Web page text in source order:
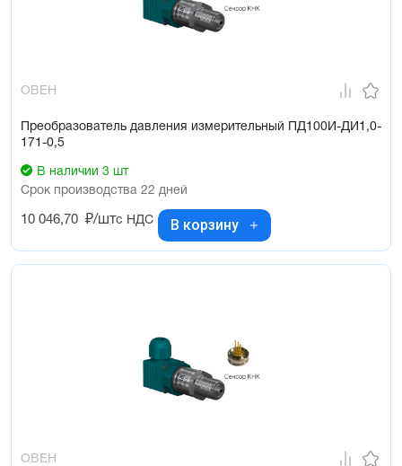
ОВЕН
Преобразователь давления измерительный ПД100И-ДИ1,0-
171-0,5
В наличии 3 шт
Срок производства 22 дней
10 046,70 ₽/штс НДС В корзину
ОВЕН